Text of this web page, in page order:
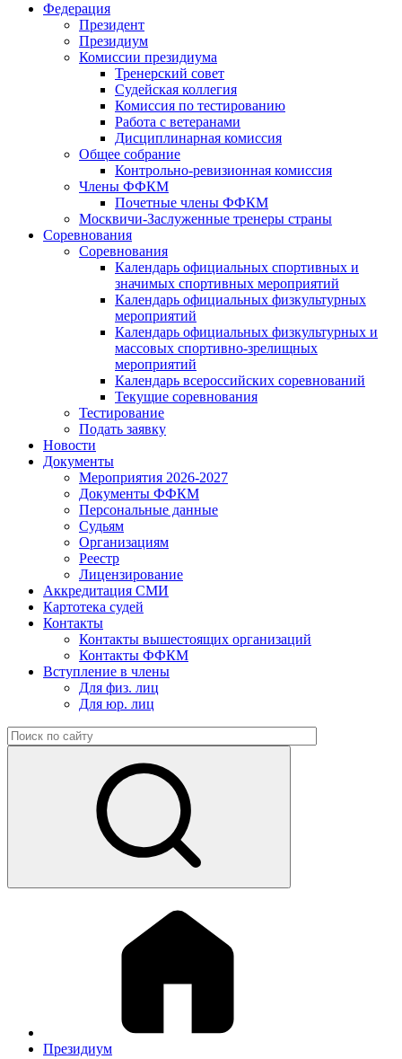
Федерация
Президент
Президиум
Комиссии президиума
Тренерский совет
Судейская коллегия
Комиссия по тестированию
Работа с ветеранами
Дисциплинарная комиссия
Общее собрание
Контрольно-ревизионная комиссия
Члены ФФКМ
Почетные члены ФФКМ
Москвичи-Заслуженные тренеры страны
Соревнования
Соревнования
Календарь официальных спортивных и
значимых спортивных мероприятий
Календарь официальных физкультурных
мероприятий
Календарь официальных физкультурных и
массовых спортивно-зрелищных
мероприятий
Календарь всероссийских соревнований
Текущие соревнования
Тестирование
Подать заявку
Новости
Документы
Мероприятия 2026-2027
Документы ФФКМ
Персональные данные
Судьям
Организациям
Реестр
Лицензирование
Аккредитация СМИ
Картотека судей
Контакты
Контакты вышестоящих организаций
Контакты ФФКМ
Вступление в члены
Для физ. лиц
Для юр. лиц
Президиум